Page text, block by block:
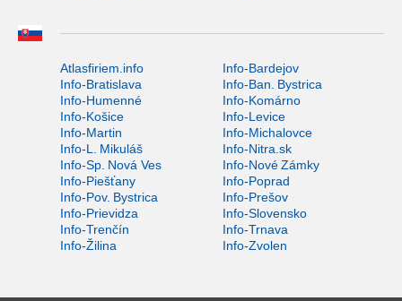
Atlasfiriem.info
Info-Bardejov
Info-Bratislava
Info-Ban. Bystrica
Info-Humenné
Info-Komárno
Info-Košice
Info-Levice
Info-Martin
Info-Michalovce
Info-L. Mikuláš
Info-Nitra.sk
Info-Sp. Nová Ves
Info-Nové Zámky
Info-Piešťany
Info-Poprad
Info-Pov. Bystrica
Info-Prešov
Info-Prievidza
Info-Slovensko
Info-Trenčín
Info-Trnava
Info-Žilina
Info-Zvolen